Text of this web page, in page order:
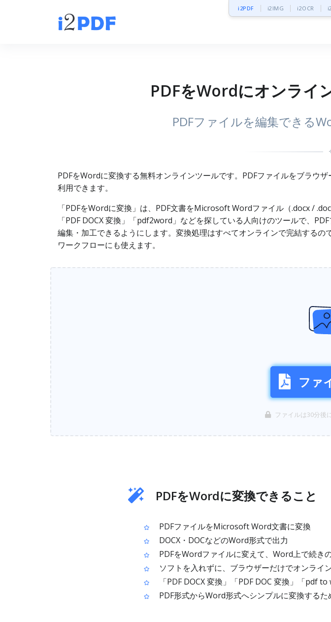
i2PDF i2IMG i2OCR
PDFをWordにオンライ
PDFファイルを編集できる
PDFをWordに変換する無料オンラインツールです。PDFファイルをブラウ
利用できます。
「PDFをWordに変換」は、PDF文書をMicrosoft Wordファイル（.docx /
「PDF DOCX 変換」「pdf2word」などを探している人向けのツールで、
編集・加工できるようにします。変換処理はすべてオンラインで完結する
ワークフローにも使えます。
ファ
ファイルは30分後
PDFをWordに変換できること
PDFファイルをMicrosoft Word文書に変換
DOCX・DOCなどのWord形式で出力
PDFをWordファイルに変えて、Word上で続き
ソフトを入れずに、ブラウザーだけでオンライ
「PDF DOCX 変換」「PDF DOC 変換」「pdf
PDF形式からWord形式へシンプルに変換するた